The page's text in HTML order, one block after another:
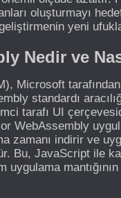
oluşturmayı
yeni
Nedir ve
Microsoft
standardı
tarafı UI
WebAssembly
zamanı indirir ve
Bu, JavaScript ile